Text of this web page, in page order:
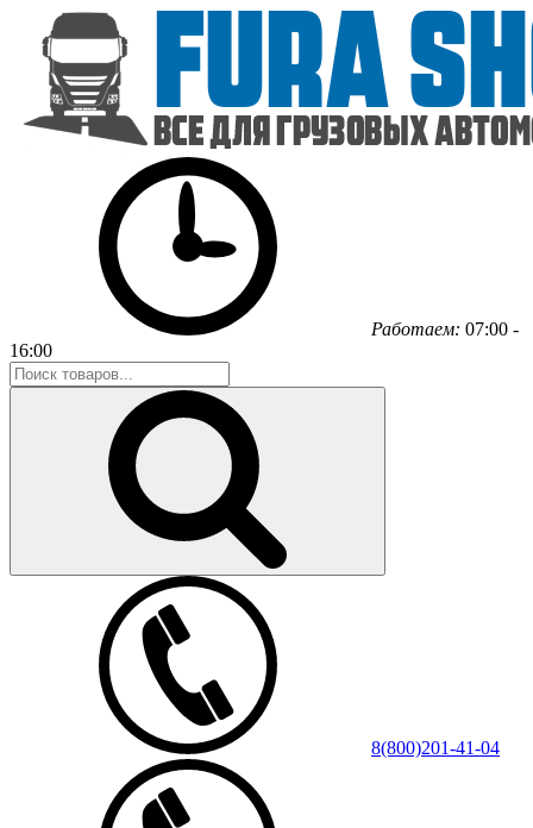
Работаем: 07:00 -
16:00
8(800)201-41-04